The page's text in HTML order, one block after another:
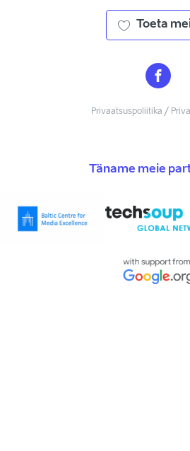
Toeta
Privaatsuspoliitika /
Täname meie